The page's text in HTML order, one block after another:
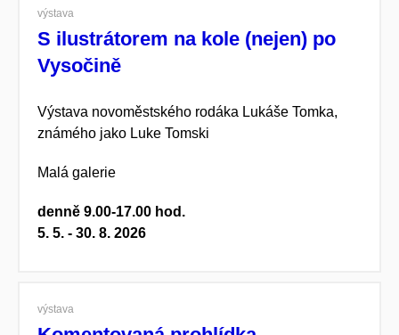
výstava
S ilustrátorem na kole (nejen) po
Vysočině
Výstava novoměstského rodáka Lukáše Tomka,
známého jako Luke Tomski
Malá galerie
denně 9.00-17.00 hod.
5. 5. - 30. 8. 2026
výstava